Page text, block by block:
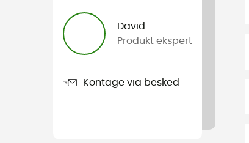
David
Produkt ekspert
Kontage via besked